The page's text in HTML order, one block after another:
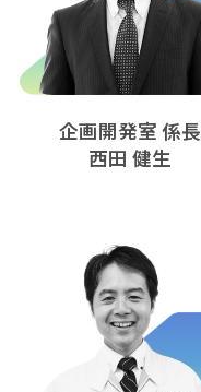
企画開発室 係長
西田 健生